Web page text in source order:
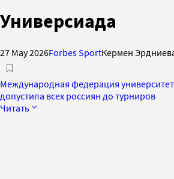
Универсиада
27 May 2026Forbes SportКермен
Международная федерация
допустила всех россиян до турниров
Читать